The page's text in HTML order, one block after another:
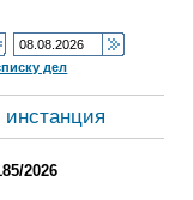
дел
2026